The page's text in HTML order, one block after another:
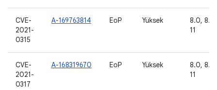
CVE-
2021-
0315
A-169763814 EoP Yüksek
8.0, 8.1,
11
CVE-
2021-
0317
A-168319670 EoP Yüksek
8.0, 8.1,
11